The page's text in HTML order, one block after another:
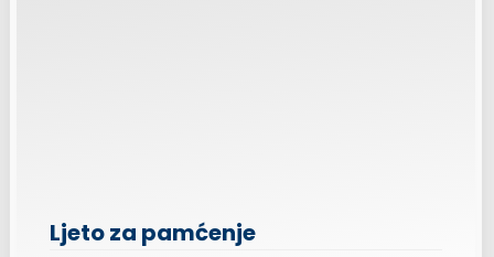
Ljeto za pamćenje